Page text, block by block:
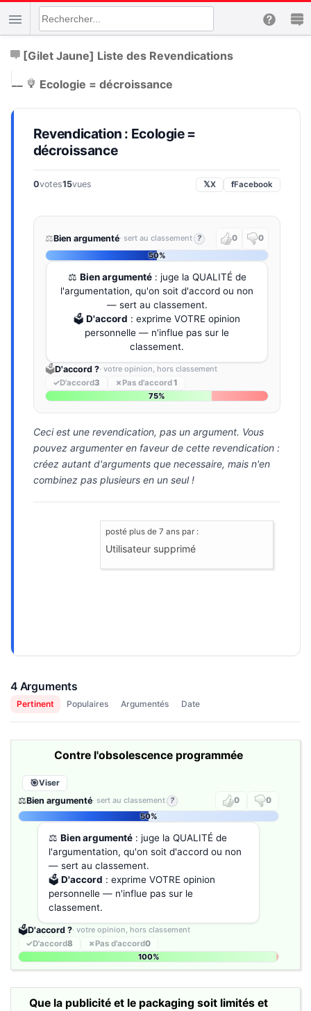
[Gilet Jaune] Liste des Revendications
__ Ecologie = décroissance
Revendication : Ecologie =
décroissance
0votes15vues 𝕏X fFacebook
⚖️Bien argumenté· sert au classement ? 0
0
50%
⚖️ Bien argumenté: juge la QUALITÉ de
l'argumentation, qu'on soit d'accord ou non
— sert au classement.
🗳️ D'accord : exprime VOTRE opinion
personnelle — n'influe pas sur le
classement.
🗳️D'accord ?· votre opinion, hors classement
✓D'accord3 ✗Pas d'accord1
75%
Ceci est une revendication, pas un argument. Vous
pouvez argumenter en faveur de cette revendication :
créez autant d'arguments que necessaire, mais n'en
combinez pas plusieurs en un seul !
posté plus de 7 ans par :
Utilisateur supprimé
4 Arguments
Pertinent Populaires Argumentés Date
Contre l'obsolescence programmée
Viser
⚖️Bien argumenté· sert au classement ? 0
0
50%
⚖️ Bien argumenté : juge la QUALITÉ de
l'argumentation, qu'on soit d'accord ou non
— sert au classement.
🗳️ D'accord : exprime VOTRE opinion
personnelle — n'influe pas sur le
classement.
🗳️D'accord ?· votre opinion, hors classement
✓D'accord8 ✗Pas d'accord0
100%
Que la publicité et le packaging soit limités et